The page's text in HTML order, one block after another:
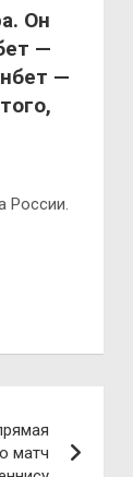
Он
—
—
России.
матч